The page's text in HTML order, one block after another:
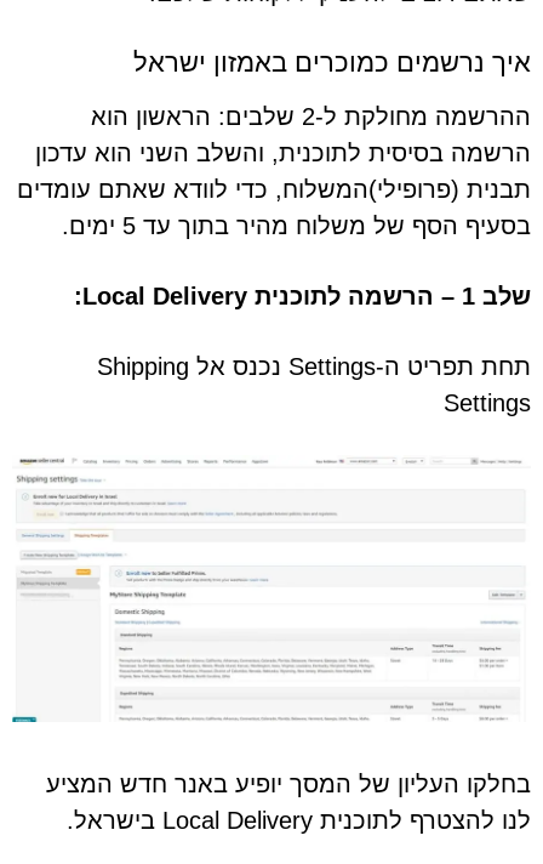
איך נרשמים כמוכרים באמזון ישראל
ההרשמה מחולקת ל-2 שלבים: הראשון הוא
הרשמה בסיסית לתוכנית, והשלב השני הוא עדכון
תבנית (פרופילי)המשלוח, כדי לוודא שאתם עומדים
בסעיף הסף של משלוח מהיר בתוך עד 5 ימים.
שלב 1 – הרשמה לתוכנית Local Delivery:
תחת תפריט ה-Settings נכנס אל Shipping
Settings
בחלקו העליון של המסך יופיע באנר חדש המציע
לנו להצטרף לתוכנית Local Delivery בישראל.